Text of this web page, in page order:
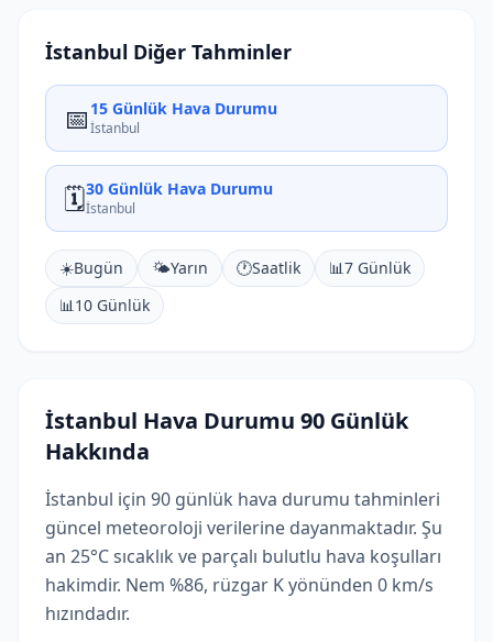
İstanbul Diğer Tahminler
📅 15 Günlük Hava Durumu
İstanbul
🗓️30 Günlük Hava Durumu
İstanbul
☀️Bugün 🌤️Yarın 🕐Saatlik 📊7 Günlük
📊10 Günlük
İstanbul Hava Durumu 90 Günlük
Hakkında
İstanbul için 90 günlük hava durumu tahminleri
güncel meteoroloji verilerine dayanmaktadır. Şu
an 25°C sıcaklık ve parçalı bulutlu hava koşulları
hakimdir. Nem %86, rüzgar K yönünden 0 km/s
hızındadır.